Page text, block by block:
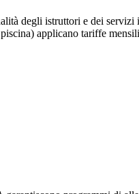
degli istruttori e dei
applicano tariffe